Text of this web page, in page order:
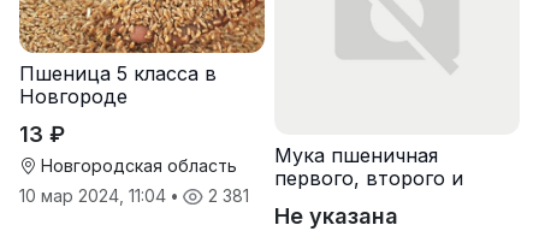
Пшеница 5 класса в
Новгороде
13 ₽
Новгородская область
10 мар 2024, 11:04 • 2 381
Мука пшеничная
первого, второго и
Не указана